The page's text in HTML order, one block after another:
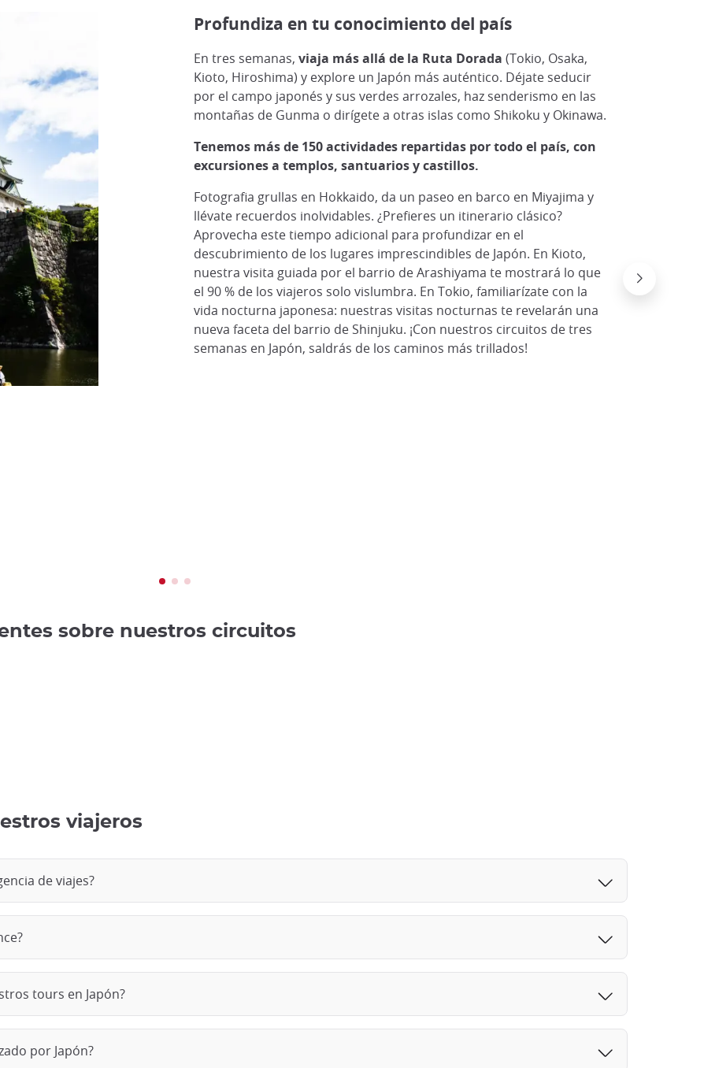
Profundiza en tu conocimiento del país
En tres semanas, viaja más allá de la Ruta Dorada (Tokio, Osaka,
Kioto, Hiroshima) y explore un Japón más auténtico. Déjate seducir
por el campo japonés y sus verdes arrozales, haz senderismo en las
montañas de Gunma o dirígete a otras islas como Shikoku y Okinawa.
Tenemos más de 150 actividades repartidas por todo el país, con
excursiones a templos, santuarios y castillos.
Fotografia grullas en Hokkaido, da un paseo en barco en Miyajima y
llévate recuerdos inolvidables. ¿Prefieres un itinerario clásico?
Aprovecha este tiempo adicional para profundizar en el
descubrimiento de los lugares imprescindibles de Japón. En Kioto,
nuestra visita guiada por el barrio de Arashiyama te mostrará lo que
el 90 % de los viajeros solo vislumbra. En Tokio, familiarízate con la
vida nocturna japonesa: nuestras visitas nocturnas te revelarán una
nueva faceta del barrio de Shinjuku. ¡Con nuestros circuitos de tres
semanas en Japón, saldrás de los caminos más trillados!
sobre nuestros circuitos
viajeros
de viajes?
tours en Japón?
por Japón?